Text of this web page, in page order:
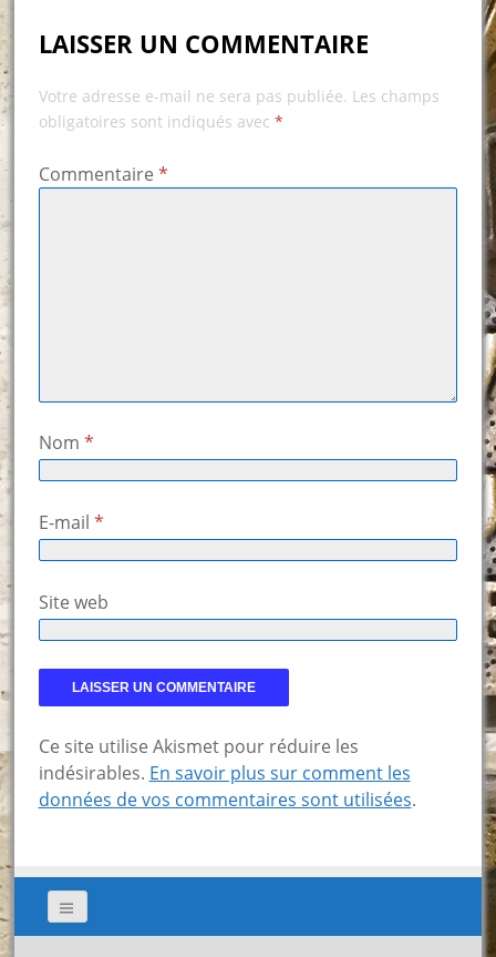
LAISSER UN COMMENTAIRE
Votre adresse e-mail ne sera pas publiée. Les champs
obligatoires sont indiqués avec *
Commentaire *
Nom *
E-mail *
Site web
Ce site utilise Akismet pour réduire les
indésirables. En savoir plus sur comment les
données de vos commentaires sont utilisées.